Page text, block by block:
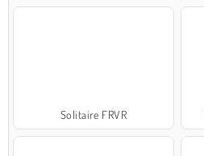
Solitaire FRVR